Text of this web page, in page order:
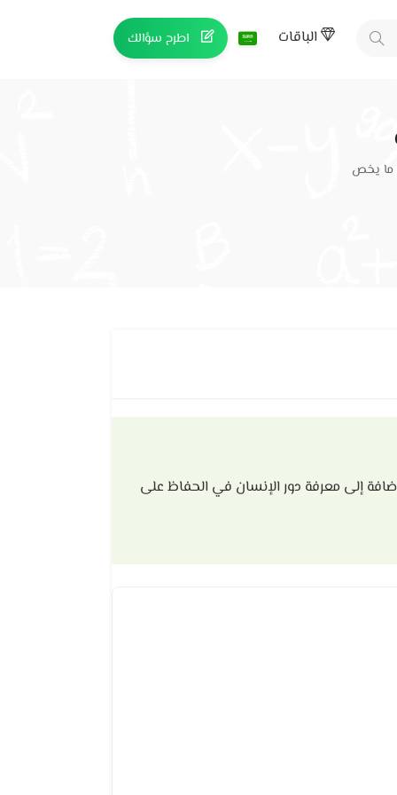
الباقات اطرح سؤالك
ما يخص
إلى معرفة دور الإنسان في الحفاظ على